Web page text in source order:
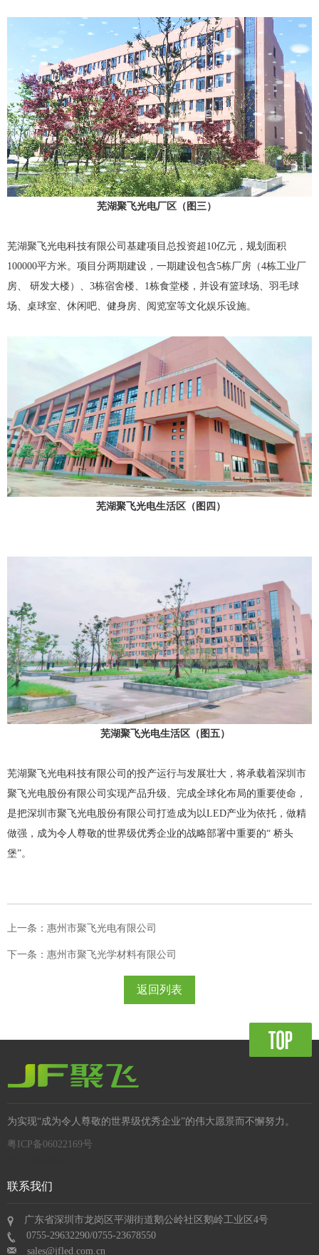
芜湖聚飞光电厂区（图三）
​芜湖聚飞光电科技有限公司基建项目总投资超10亿元，规划面积
100000平方米。项目分两期建设，一期建设包含5栋厂房（4栋工业厂
房、 研发大楼 ​）、3栋宿舍楼、1栋食堂楼，并设有篮球场、羽毛球
场、桌球室、休闲吧、健身房、阅览室等文化娱乐设施。
芜湖聚飞光电生活区（图四）
芜湖聚飞光电生活区（图五）
芜湖聚飞光电科技有限公司的投产运行与发展壮大，将承载着深圳市
聚飞光电股份有限公司实现产品升级、完成全球化布局的重要使命，
是把深圳市聚飞光电股份有限公司打造成为以LED产业为依托，做精
做强，成为令人尊敬的世界级优秀企业的战略部署中重要的“ 桥头
堡”。
上一条：惠州市聚飞光电有限公司
下一条：惠州市聚飞光学材料有限公司
返回列表
为实现“成为令人尊敬的世界级优秀企业”的伟大愿景而不懈努力。
粤ICP备06022169号
联系我们
广东省深圳市龙岗区平湖街道鹅公岭社区鹅岭工业区4号
0755-29632290/0755-23678550
sales@jfled.com.cn